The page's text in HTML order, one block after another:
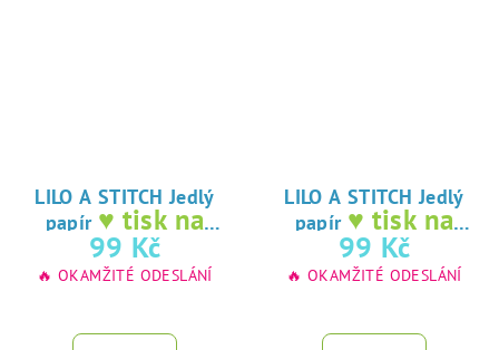
LILO A STITCH Jedlý
papír ♥ tisk na
jedlý papír
99 Kč
🔥 OKAMŽITÉ ODESLÁNÍ
LILO A STITCH Jedlý
papír ♥ tisk na
jedlý papír
99 Kč
🔥 OKAMŽITÉ ODESLÁNÍ